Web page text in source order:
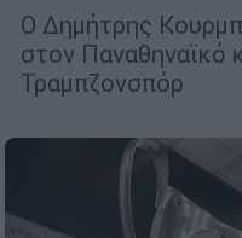
Ο Δημήτρης
στον Παναθηναϊκό
Τραμπζονσπόρ